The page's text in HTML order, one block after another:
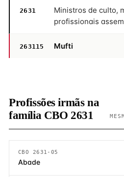
2631
Ministros de culto,
profissionais
263115 Mufti
Profissões irmãs na
família CBO 2631
CBO 2631-05
Abade